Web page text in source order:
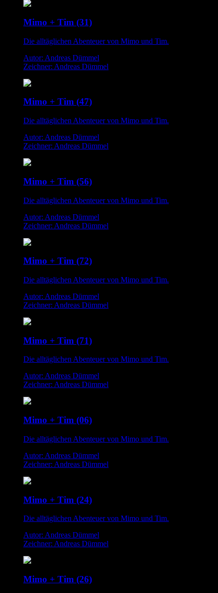
Mimo + Tim (31)
Die alltäglichen Abenteuer von Mimo und Tim.
Autor: Andreas Dümmel
Zeichner: Andreas Dümmel
Mimo + Tim (47)
Die alltäglichen Abenteuer von Mimo und Tim.
Autor: Andreas Dümmel
Zeichner: Andreas Dümmel
Mimo + Tim (56)
Die alltäglichen Abenteuer von Mimo und Tim.
Autor: Andreas Dümmel
Zeichner: Andreas Dümmel
Mimo + Tim (72)
Die alltäglichen Abenteuer von Mimo und Tim.
Autor: Andreas Dümmel
Zeichner: Andreas Dümmel
Mimo + Tim (71)
Die alltäglichen Abenteuer von Mimo und Tim.
Autor: Andreas Dümmel
Zeichner: Andreas Dümmel
Mimo + Tim (06)
Die alltäglichen Abenteuer von Mimo und Tim.
Autor: Andreas Dümmel
Zeichner: Andreas Dümmel
Mimo + Tim (24)
Die alltäglichen Abenteuer von Mimo und Tim.
Autor: Andreas Dümmel
Zeichner: Andreas Dümmel
Mimo + Tim (26)